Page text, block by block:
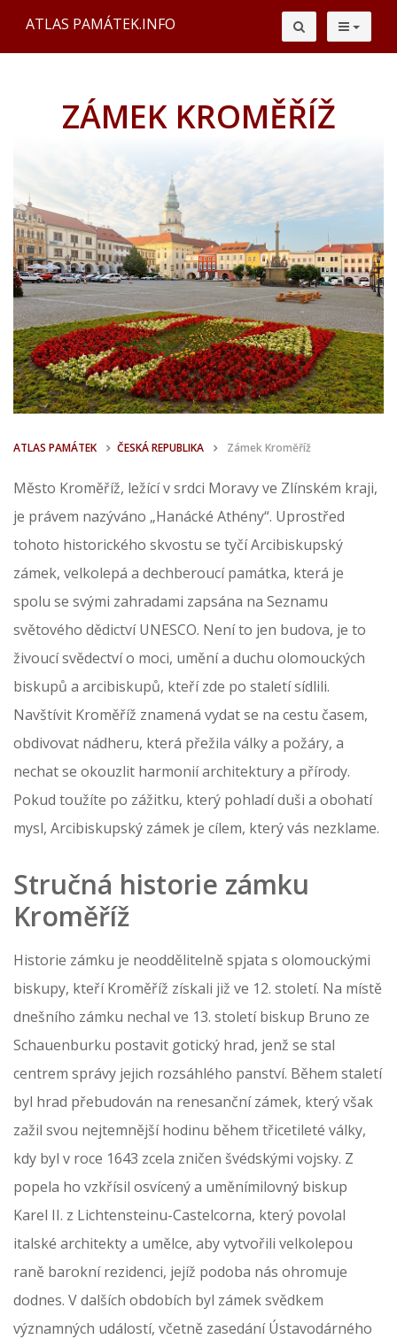
ATLAS PAMÁTEK.INFO
ZÁMEK KROMĚŘÍŽ
ATLAS PAMÁTEK ČESKÁ REPUBLIKA Zámek Kroměříž
Město Kroměříž, ležící v srdci Moravy ve Zlínském kraji,
je právem nazýváno „Hanácké Athény“. Uprostřed
tohoto historického skvostu se tyčí Arcibiskupský
zámek, velkolepá a dechberoucí památka, která je
spolu se svými zahradami zapsána na Seznamu
světového dědictví UNESCO. Není to jen budova, je to
živoucí svědectví o moci, umění a duchu olomouckých
biskupů a arcibiskupů, kteří zde po staletí sídlili.
Navštívit Kroměříž znamená vydat se na cestu časem,
obdivovat nádheru, která přežila války a požáry, a
nechat se okouzlit harmonií architektury a přírody.
Pokud toužíte po zážitku, který pohladí duši a obohatí
mysl, Arcibiskupský zámek je cílem, který vás nezklame.
Stručná historie zámku
Kroměříž
Historie zámku je neoddělitelně spjata s olomouckými
biskupy, kteří Kroměříž získali již ve 12. století. Na místě
dnešního zámku nechal ve 13. století biskup Bruno ze
Schauenburku postavit gotický hrad, jenž se stal
centrem správy jejich rozsáhlého panství. Během staletí
byl hrad přebudován na renesanční zámek, který však
zažil svou nejtemnější hodinu během třicetileté války,
kdy byl v roce 1643 zcela zničen švédskými vojsky. Z
popela ho vzkřísil osvícený a uměnímilovný biskup
Karel II. z Lichtensteinu-Castelcorna, který povolal
italské architekty a umělce, aby vytvořili velkolepou
raně barokní rezidenci, jejíž podoba nás ohromuje
dodnes. V dalších obdobích byl zámek svědkem
významných událostí, včetně zasedání Ústavodárného